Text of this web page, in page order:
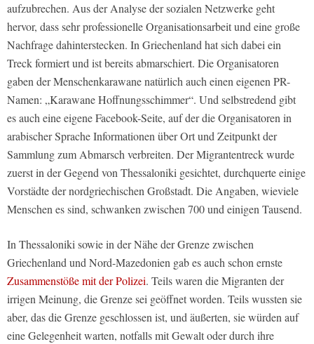
aufzubrechen. Aus der Analyse der sozialen Netzwerke geht
hervor, dass sehr professionelle Organisationsarbeit und eine große
Nachfrage dahinterstecken. In Griechenland hat sich dabei ein
Treck formiert und ist bereits abmarschiert. Die Organisatoren
gaben der Menschenkarawane natürlich auch einen eigenen PR-
Namen: „Karawane Hoffnungsschimmer“. Und selbstredend gibt
es auch eine eigene Facebook-Seite, auf der die Organisatoren in
arabischer Sprache Informationen über Ort und Zeitpunkt der
Sammlung zum Abmarsch verbreiten. Der Migrantentreck wurde
zuerst in der Gegend von Thessaloniki gesichtet, durchquerte einige
Vorstädte der nordgriechischen Großstadt. Die Angaben, wieviele
Menschen es sind, schwanken zwischen 700 und einigen Tausend.
In Thessaloniki sowie in der Nähe der Grenze zwischen
Griechenland und Nord-Mazedonien gab es auch schon ernste
Zusammenstöße mit der Polizei. Teils waren die Migranten der
irrigen Meinung, die Grenze sei geöffnet worden. Teils wussten sie
aber, das die Grenze geschlossen ist, und äußerten, sie würden auf
eine Gelegenheit warten, notfalls mit Gewalt oder durch ihre